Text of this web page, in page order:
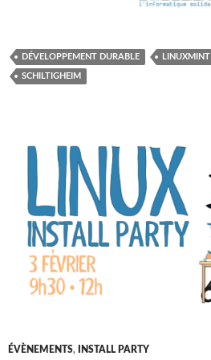
DÉVELOPPEMENT DURABLE LINUXMINT
SCHILTIGHEIM
ÉVÈNEMENTS, INSTALL PARTY